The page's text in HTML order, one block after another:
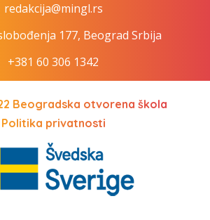
redakcija@mingl.rs
177, Beograd Srbija
+381 60 306 1342
Beogradska otvorena škola
Politika privatnosti